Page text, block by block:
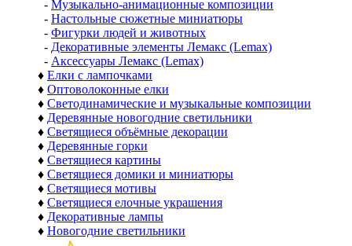
- Музыкально-анимационные композиции
- Настольные сюжетные миниатюры
- Фигурки людей и животных
- Декоративные элементы Лемакс (Lemax)
- Аксессуары Лемакс (Lemax)
♦ Елки с лампочками
♦ Оптоволоконные елки
♦ Светодинамические и музыкальные композиции
♦ Деревянные новогодние светильники
♦ Светящиеся объёмные декорации
♦ Деревянные горки
♦ Светящиеся картины
♦ Светящиеся домики и миниатюры
♦ Светящиеся мотивы
♦ Светящиеся елочные украшения
♦ Декоративные лампы
♦ Новогодние светильники